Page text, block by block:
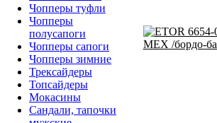
Чопперы туфли
Чопперы
полусапоги
Чопперы сапоги
Чопперы зимние
Трексайдеры
Топсайдеры
Мокасины
Сандали, тапочки